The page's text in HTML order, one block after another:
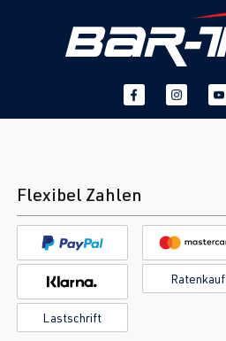
Flexibel Zahlen
Ratenkauf
Lastschrift